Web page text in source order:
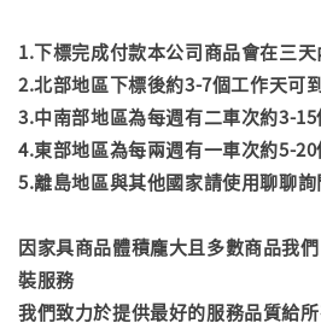
1.下標完成付款本公司商品會在三
2.北部地區下標後約3-7個工作天可
3.中南部地區為每週有二車次約3-
4.東部地區為每兩週有一車次約5-
5.離島地區與其他國家請使用聊聊詢
因家具商品體積龐大且多數商品我
裝服務
我們致力於提供最好的服務品質給